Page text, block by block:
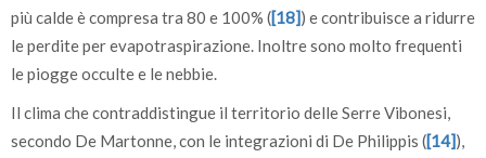
più calde è compresa tra 80 e 100% ([18]) e contribuisce a ridurre
le perdite per evapotraspirazione. Inoltre sono molto frequenti
le piogge occulte e le nebbie.
Il clima che contraddistingue il territorio delle Serre Vibonesi,
secondo De Martonne, con le integrazioni di De Philippis ([14]),